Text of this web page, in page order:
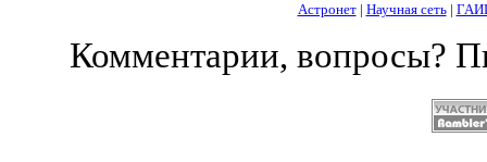
Астронет| Научная сеть|
Комментарии, вопросы?